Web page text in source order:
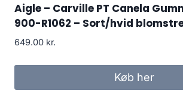
Aigle – Carville PT Canela
900-R1062 – Sort/hvid
649.00 kr.
Køb her